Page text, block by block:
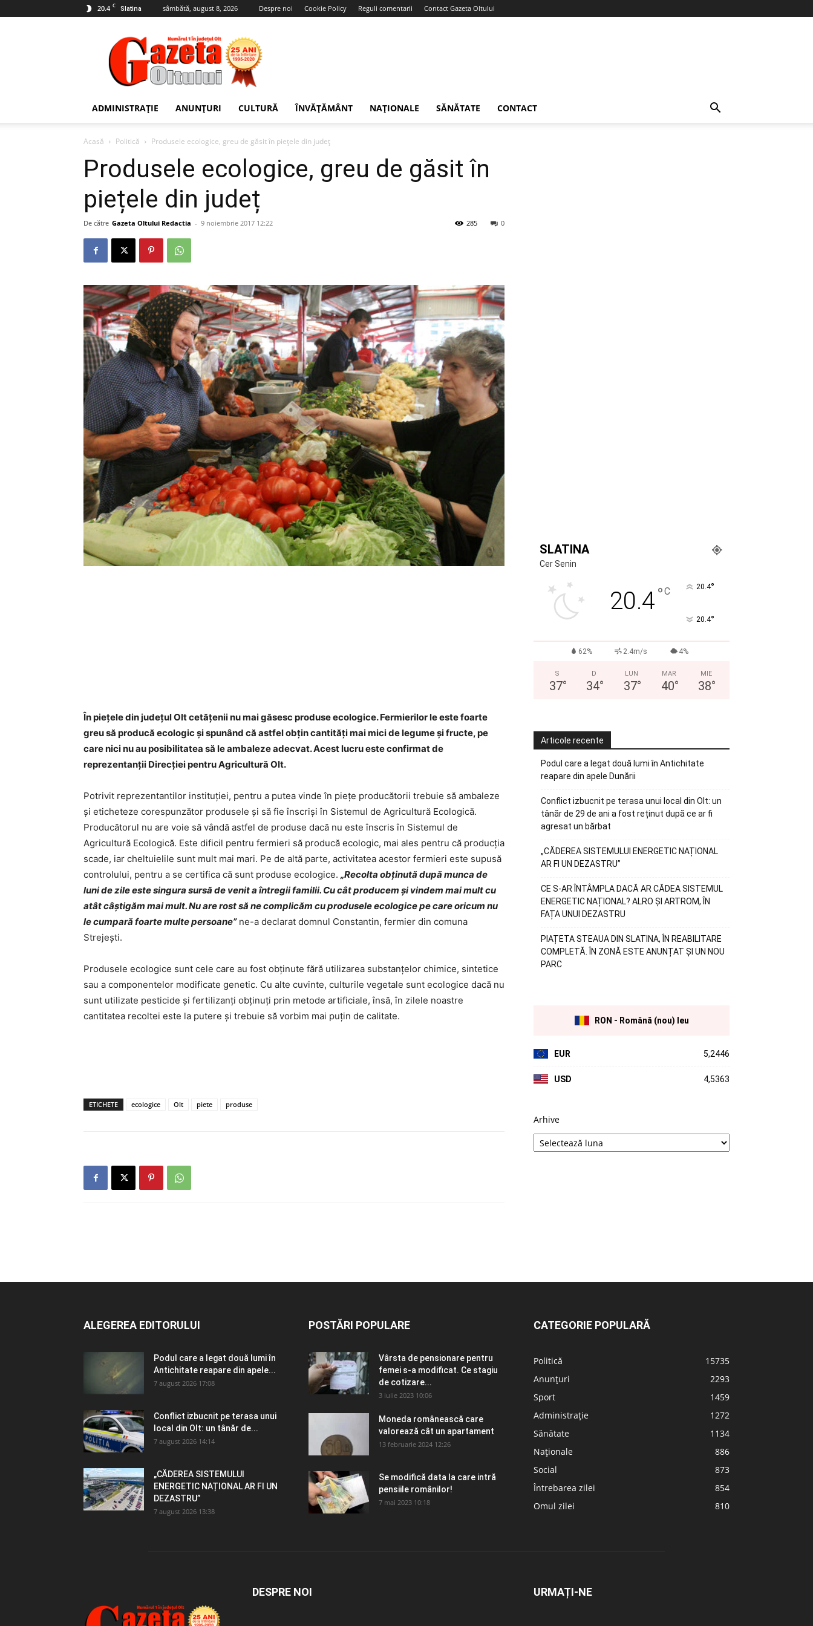
20.4 C Slatina sâmbătă, august 8, 2026 Despre noi Cookie Policy Reguli comentarii Contact Gazeta Oltului
Gazeta
Oltului
ADMINISTRAȚIE ANUNȚURI CULTURĂ ÎNVĂȚĂMÂNT NAȚIONALE SĂNĂTATE CONTACT
Acasă Politică Produsele ecologice, greu de găsit în piețele din județ
Produsele ecologice, greu de găsit în
piețele din județ
De către Gazeta Oltului Redactia - 9 noiembrie 2017 12:22 0
285
În pieţele din județul Olt cetăţenii nu mai găsesc produse ecologice. Fermierilor le este foarte
greu să producă ecologic și spunând că astfel obţin cantităţi mai mici de legume şi fructe, pe
care nici nu au posibilitatea să le ambaleze adecvat. Acest lucru este confirmat de
reprezentanţii Direcţiei pentru Agricultură Olt.
Potrivit reprezentantilor instituţiei, pentru a putea vinde în pieţe producătorii trebuie să ambaleze
şi eticheteze corespunzător produsele şi să fie înscrişi în Sistemul de Agricultură Ecologică.
Producătorul nu are voie să vândă astfel de produse dacă nu este înscris în Sistemul de
Agricultură Ecologică. Este dificil pentru fermieri să producă ecologic, mai ales pentru că producţia
scade, iar cheltuielile sunt mult mai mari. Pe de altă parte, activitatea acestor fermieri este supusă
controlului, pentru a se certifica că sunt produse ecologice. „Recolta obţinută după munca de
luni de zile este singura sursă de venit a întregii familii. Cu cât producem şi vindem mai mult cu
atât câştigăm mai mult. Nu are rost să ne complicăm cu produsele ecologice pe care oricum nu
le cumpară foarte multe persoane”ne-a declarat domnul Constantin, fermier din comuna
Strejești.
Produsele ecologice sunt cele care au fost obţinute fără utilizarea substanţelor chimice, sintetice
sau a componentelor modificate genetic. Cu alte cuvinte, culturile vegetale sunt ecologice dacă nu
sunt utilizate pesticide şi fertilizanţi obţinuţi prin metode artificiale, însă, în zilele noastre
cantitatea recoltei este la putere şi trebuie să vorbim mai puţin de calitate.
ETICHETE ecologice Olt piete produse
SLATINA
Cer Senin
20.4°C 20.4°
20.4°
62% 2.4m/s 4%
S
37°
D
34°
LUN
37°
MAR
40°
MIE
38°
Articole recente
Podul care a legat două lumi în Antichitate
reapare din apele Dunării
Conflict izbucnit pe terasa unui local din Olt: un
tânăr de 29 de ani a fost reținut după ce ar fi
agresat un bărbat
„CĂDEREA SISTEMULUI ENERGETIC NAȚIONAL
AR FI UN DEZASTRU”
CE S-AR ÎNTÂMPLA DACĂ AR CĂDEA SISTEMUL
ENERGETIC NAȚIONAL? ALRO ȘI ARTROM, ÎN
FAȚA UNUI DEZASTRU
PIAȚETA STEAUA DIN SLATINA, ÎN REABILITARE
COMPLETĂ. ÎN ZONĂ ESTE ANUNȚAT ȘI UN NOU
PARC
RON - Română (nou) leu
EUR 5,2446
USD 4,5363
Arhive
ALEGEREA EDITORULUI
Podul care a legat două lumi în
Antichitate reapare din apele...
7 august 2026 17:08
Conflict izbucnit pe terasa unui
local din Olt: un tânăr de...
7 august 2026 14:14
„CĂDEREA SISTEMULUI
ENERGETIC NAȚIONAL AR FI UN
DEZASTRU”
7 august 2026 13:38
POSTĂRI POPULARE
Vârsta de pensionare pentru
femei s-a modificat. Ce stagiu
de cotizare...
3 iulie 2023 10:06
Moneda românească care
valorează cât un apartament
13 februarie 2024 12:26
Se modifică data la care intră
pensiile românilor!
7 mai 2023 10:18
CATEGORIE POPULARĂ
Politică
15735
Anunțuri
2293
Sport
1459
Administrație
1272
Sănătate
1134
Naționale
886
Social
873
Întrebarea zilei
854
Omul zilei
810
DESPRE NOI URMAȚI-NE